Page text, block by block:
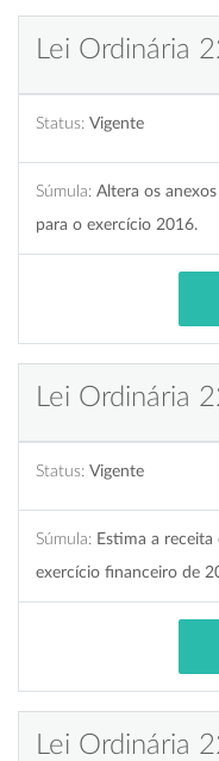
Lei Ordinária
Status: Vigente
Súmula: Altera os
para o exercício 2016.
Lei Ordinária
Status: Vigente
Súmula: Estima a
exercício financeiro de
Lei Ordinária